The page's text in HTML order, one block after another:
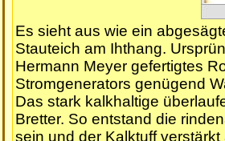
Es sieht aus wie ein
Stauteich am Ihthang.
Hermann Meyer gefertigtes
Stromgenerators genügend
Das stark kalkhaltige
Bretter. So entstand die
sein und der Kalktuff